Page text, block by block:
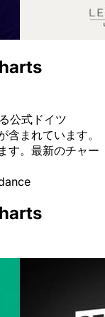
公式ドイツ
まれています。
す。最新のチャー